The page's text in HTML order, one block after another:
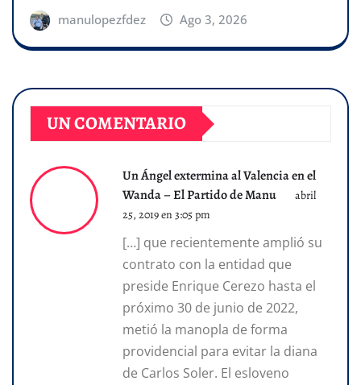
manulopezfdez Ago 3, 2026
UN COMENTARIO
Un Ángel extermina al Valencia en el
Wanda – El Partido de Manu
abril
25, 2019 en 3:05 pm
[…] que recientemente amplió su
contrato con la entidad que
preside Enrique Cerezo hasta el
próximo 30 de junio de 2022,
metió la manopla de forma
providencial para evitar la diana
de Carlos Soler. El esloveno